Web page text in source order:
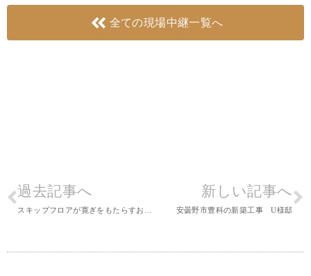
全ての現場中継一覧へ
過去記事へ
スキップフロアが寛ぎをもたらすおうち
新しい記事へ
安曇野市豊科の新築工事 U様邸